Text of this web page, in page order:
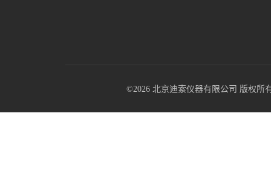
©2026 北京迪索仪器有限公司 版权所